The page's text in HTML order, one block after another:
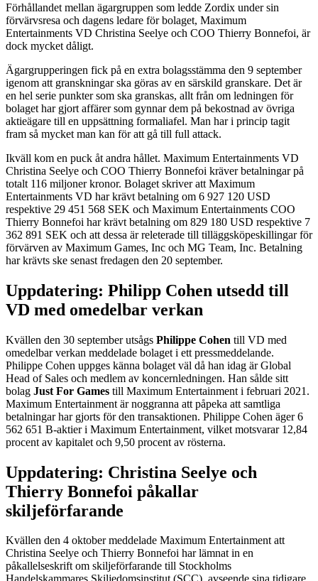
Förhållandet mellan ägargruppen som ledde Zordix under sin
förvärvsresa och dagens ledare för bolaget, Maximum
Entertainments VD Christina Seelye och COO Thierry Bonnefoi, är
dock mycket dåligt.
Ägargrupperingen fick på en extra bolagsstämma den 9 september
igenom att granskningar ska göras av en särskild granskare. Det är
en hel serie punkter som ska granskas, allt från om ledningen för
bolaget har gjort affärer som gynnar dem på bekostnad av övriga
aktieägare till en uppsättning formaliafel. Man har i princip tagit
fram så mycket man kan för att gå till full attack.
Ikväll kom en puck åt andra hållet. Maximum Entertainments VD
Christina Seelye och COO Thierry Bonnefoi kräver betalningar på
totalt 116 miljoner kronor. Bolaget skriver att Maximum
Entertainments VD har krävt betalning om 6 927 120 USD
respektive 29 451 568 SEK och Maximum Entertainments COO
Thierry Bonnefoi har krävt betalning om 829 180 USD respektive 7
362 891 SEK och att dessa är releterade till tilläggsköpeskillingar för
förvärven av Maximum Games, Inc och MG Team, Inc. Betalning
har krävts ske senast fredagen den 20 september.
Uppdatering: Philipp Cohen utsedd till
VD med omedelbar verkan
Kvällen den 30 september utsågs Philippe Cohen till VD med
omedelbar verkan meddelade bolaget i ett pressmeddelande.
Philippe Cohen uppges känna bolaget väl då han idag är Global
Head of Sales och medlem av koncernledningen. Han sålde sitt
bolag Just For Games till Maximum Entertainment i februari 2021.
Maximum Entertainment är noggranna att påpeka att samtliga
betalningar har gjorts för den transaktionen. Philippe Cohen äger 6
562 651 B-aktier i Maximum Entertainment, vilket motsvarar 12,84
procent av kapitalet och 9,50 procent av rösterna.
Uppdatering: Christina Seelye och
Thierry Bonnefoi påkallar
skiljeförfarande
Kvällen den 4 oktober meddelade Maximum Entertainment att
Christina Seelye och Thierry Bonnefoi har lämnat in en
påkallelseskrift om skiljeförfarande till Stockholms